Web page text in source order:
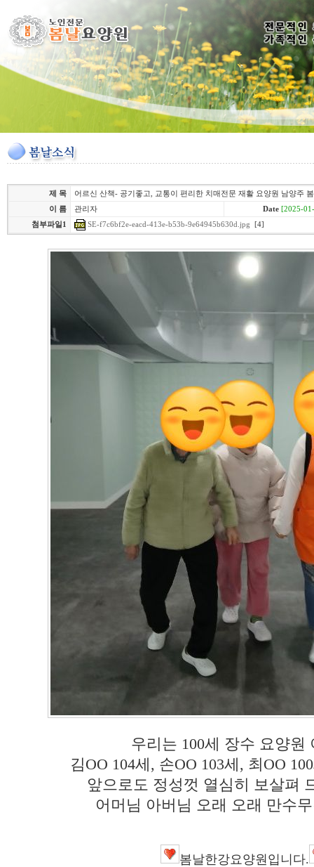
제 목
어르신 산책- 공기좋고, 교통이 편리한 치매전문 재활 요양원 남양주
이 름
관리자 Date [2025-
첨부파일1
SE-f7c6bf2e-eacd-413e-b53b-9e64945b630d.jpg [4]
우리는 100세 장수 요양원
김OO 104세, 손OO 103세, 최OO
앞으로도 정성껏 열심히 보살펴
어머님 아버님 오래 오래 만수
봄날한강요양원입니다.